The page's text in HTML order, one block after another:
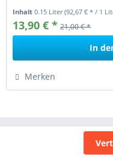
Inhalt0.15 Liter(92,67 € * / 1
13,90 € * 21,00 € *
In
Merken